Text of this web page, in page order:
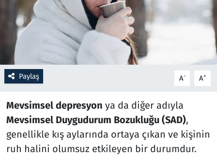
Paylaş A- A+
Mevsimsel depresyon ya da diğer adıyla
Mevsimsel Duygudurum Bozukluğu (SAD),
genellikle kış aylarında ortaya çıkan ve kişinin
ruh halini olumsuz etkileyen bir durumdur.
Savunma Sanayi
Seçim 2023
Spor
Teknoloji ve Bilim
Televizyon